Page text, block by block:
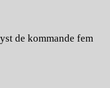
de kommande fem